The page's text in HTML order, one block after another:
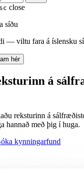
close
síðu
— viltu fara á íslensku
hér
á
reksturinn á
hannað með þig í huga.
kynningarfund